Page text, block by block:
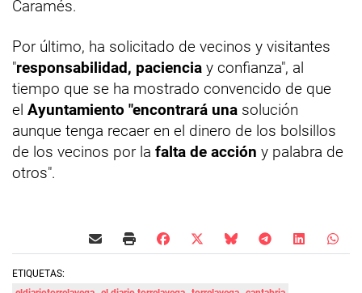
Caramés.
Por último, ha solicitado de vecinos y visitantes
"responsabilidad, paciencia y confianza", al
tiempo que se ha mostrado convencido de que
el Ayuntamiento "encontrará una solución
aunque tenga recaer en el dinero de los bolsillos
de los vecinos por la falta de acción y palabra de
otros".
ETIQUETAS: